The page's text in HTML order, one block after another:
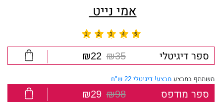
אמי נייט
ספר דיגיטלי ₪35
₪22
משתתף במבצע מבצע! דיגיטלי 22 ש"ח
ספר מודפס ₪98
₪29